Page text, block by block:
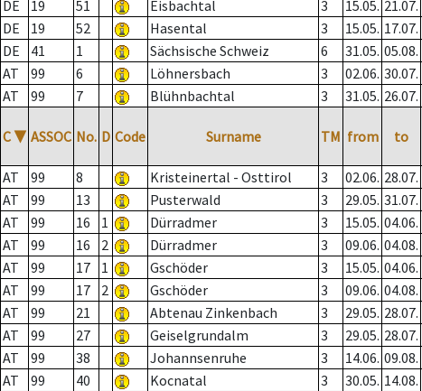
DE
19 51 Eisbachtal 3 15.05. 21.07.
DE
19 52 Hasental 3 15.05. 17.07.
DE
41 1 Sächsische Schweiz 6 31.05. 05.08.
AT
99 6 Löhnersbach 3 02.06. 30.07.
AT
99 7 Blühnbachtal 3 31.05. 26.07.
C ▼ ASSOC No. D Code Surname TM from to
AT
99 8 Kristeinertal - Osttirol 3 02.06. 28.07.
AT
99 13 Pusterwald 3 29.05. 31.07.
AT
99 16 1 Dürradmer 3 15.05. 04.06.
AT
99 16 2 Dürradmer 3 09.06. 04.08.
AT
99 17 1 Gschöder 3 15.05. 04.06.
AT
99 17 2 Gschöder 3 09.06. 04.08.
AT
99 21 Abtenau Zinkenbach 3 29.05. 28.07.
AT
99 27 Geiselgrundalm 3 29.05. 28.07.
AT
99 38 Johannsenruhe 3 14.06. 09.08.
AT
99 40 Kocnatal 3 30.05. 14.08.